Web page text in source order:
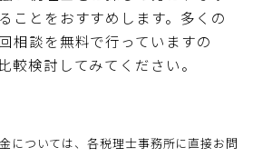
ことをおすすめします。多くの
相談を無料で行っていますの
較検討してみてください。
については、各税理士事務所に直接お問